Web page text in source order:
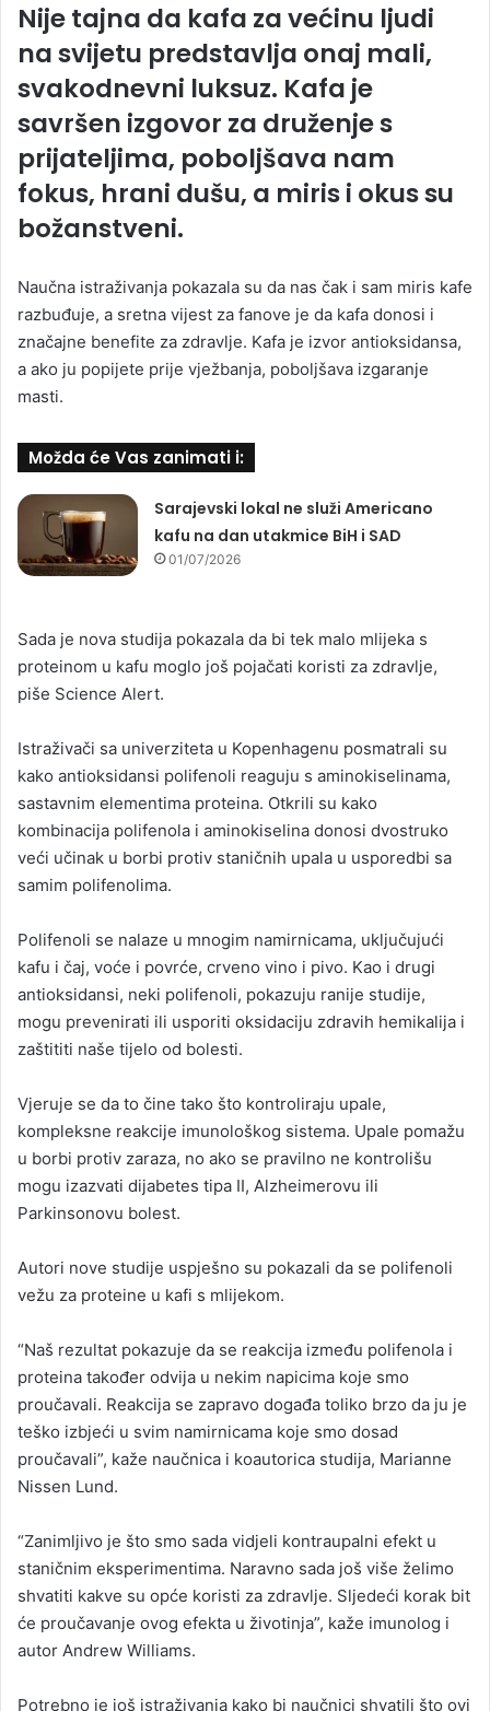
Nije tajna da kafa za većinu ljudi
na svijetu predstavlja onaj mali,
svakodnevni luksuz. Kafa je
savršen izgovor za druženje s
prijateljima, poboljšava nam
fokus, hrani dušu, a miris i okus su
božanstveni.
Naučna istraživanja pokazala su da nas čak i sam miris kafe
razbuđuje, a sretna vijest za fanove je da kafa donosi i
značajne benefite za zdravlje. Kafa je izvor antioksidansa,
a ako ju popijete prije vježbanja, poboljšava izgaranje
masti.
Možda će Vas zanimati i:
Sarajevski lokal ne služi Americano
kafu na dan utakmice BiH i SAD
01/07/2026
Sada je nova studija pokazala da bi tek malo mlijeka s
proteinom u kafu moglo još pojačati koristi za zdravlje,
piše Science Alert.
Istraživači sa univerziteta u Kopenhagenu posmatrali su
kako antioksidansi polifenoli reaguju s aminokiselinama,
sastavnim elementima proteina. Otkrili su kako
kombinacija polifenola i aminokiselina donosi dvostruko
veći učinak u borbi protiv staničnih upala u usporedbi sa
samim polifenolima.
Polifenoli se nalaze u mnogim namirnicama, uključujući
kafu i čaj, voće i povrće, crveno vino i pivo. Kao i drugi
antioksidansi, neki polifenoli, pokazuju ranije studije,
mogu prevenirati ili usporiti oksidaciju zdravih hemikalija i
zaštititi naše tijelo od bolesti.
Vjeruje se da to čine tako što kontroliraju upale,
kompleksne reakcije imunološkog sistema. Upale pomažu
u borbi protiv zaraza, no ako se pravilno ne kontrolišu
mogu izazvati dijabetes tipa II, Alzheimerovu ili
Parkinsonovu bolest.
Autori nove studije uspješno su pokazali da se polifenoli
vežu za proteine u kafi s mlijekom.
“Naš rezultat pokazuje da se reakcija između polifenola i
proteina također odvija u nekim napicima koje smo
proučavali. Reakcija se zapravo događa toliko brzo da ju je
teško izbjeći u svim namirnicama koje smo dosad
proučavali”, kaže naučnica i koautorica studija, Marianne
Nissen Lund.
“Zanimljivo je što smo sada vidjeli kontraupalni efekt u
staničnim eksperimentima. Naravno sada još više želimo
shvatiti kakve su opće koristi za zdravlje. Sljedeći korak bit
će proučavanje ovog efekta u životinja”, kaže imunolog i
autor Andrew Williams.
Potrebno je još istraživanja kako bi naučnici shvatili što ovi